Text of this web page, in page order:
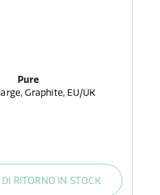
Pure
Graphite, EU/UK
RITORNO IN STOCK